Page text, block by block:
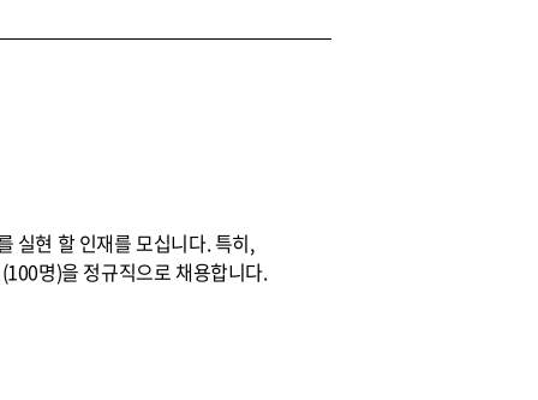
실현 할 인재를 모십니다. 특히,
명)을 정규직으로 채용합니다.